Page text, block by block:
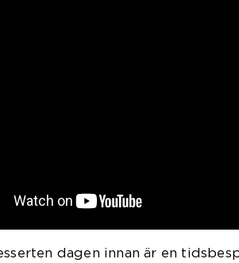
dagen innan är en